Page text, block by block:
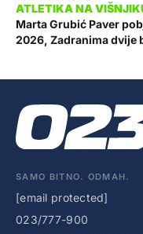
Marta Grubić Paver
2026, Zadranima dvije
SAMO BITNO. ODMAH.
[email protected]
023/777-900